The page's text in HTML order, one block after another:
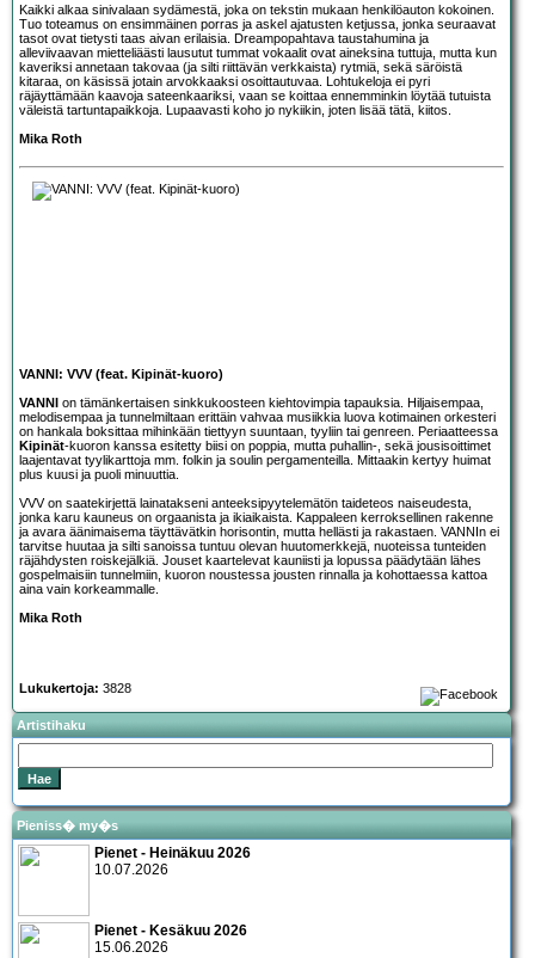
Kaikki alkaa sinivalaan sydämestä, joka on tekstin mukaan henkilöauton kokoinen.
Tuo toteamus on ensimmäinen porras ja askel ajatusten ketjussa, jonka seuraavat
tasot ovat tietysti taas aivan erilaisia. Dreampopahtava taustahumina ja
alleviivaavan mietteliäästi lausutut tummat vokaalit ovat aineksina tuttuja, mutta kun
kaveriksi annetaan takovaa (ja silti riittävän verkkaista) rytmiä, sekä säröistä
kitaraa, on käsissä jotain arvokkaaksi osoittautuvaa. Lohtukeloja ei pyri
räjäyttämään kaavoja sateenkaariksi, vaan se koittaa ennemminkin löytää tutuista
väleistä tartuntapaikkoja. Lupaavasti koho jo nykiikin, joten lisää tätä, kiitos.
Mika Roth
VANNI: VVV (feat. Kipinät-kuoro)
VANNI on tämänkertaisen sinkkukoosteen kiehtovimpia tapauksia. Hiljaisempaa,
melodisempaa ja tunnelmiltaan erittäin vahvaa musiikkia luova kotimainen orkesteri
on hankala boksittaa mihinkään tiettyyn suuntaan, tyyliin tai genreen. Periaatteessa
Kipinät-kuoron kanssa esitetty biisi on poppia, mutta puhallin-, sekä jousisoittimet
laajentavat tyylikarttoja mm. folkin ja soulin pergamenteilla. Mittaakin kertyy huimat
plus kuusi ja puoli minuuttia.
VVV on saatekirjettä lainatakseni anteeksipyytelemätön taideteos naiseudesta,
jonka karu kauneus on orgaanista ja ikiaikaista. Kappaleen kerroksellinen rakenne
ja avara äänimaisema täyttävätkin horisontin, mutta hellästi ja rakastaen. VANNIn ei
tarvitse huutaa ja silti sanoissa tuntuu olevan huutomerkkejä, nuoteissa tunteiden
räjähdysten roiskejälkiä. Jouset kaartelevat kauniisti ja lopussa päädytään lähes
gospelmaisiin tunnelmiin, kuoron noustessa jousten rinnalla ja kohottaessa kattoa
aina vain korkeammalle.
Mika Roth
Lukukertoja: 3828
Artistihaku
Pieniss� my�s
Pienet - Heinäkuu 2026
10.07.2026
Pienet - Kesäkuu 2026
15.06.2026